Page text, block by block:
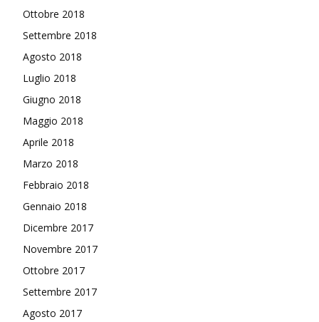
Ottobre 2018
Settembre 2018
Agosto 2018
Luglio 2018
Giugno 2018
Maggio 2018
Aprile 2018
Marzo 2018
Febbraio 2018
Gennaio 2018
Dicembre 2017
Novembre 2017
Ottobre 2017
Settembre 2017
Agosto 2017